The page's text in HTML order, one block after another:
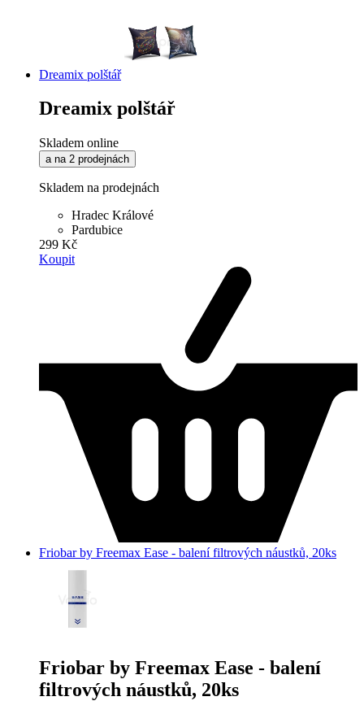
Dreamix polštář
Dreamix polštář
Skladem online
a na 2 prodejnách
Skladem na prodejnách
Hradec Králové
Pardubice
299 Kč
Koupit
Friobar by Freemax Ease - balení filtrových náustků, 20ks
Friobar by Freemax Ease - balení
filtrových náustků, 20ks